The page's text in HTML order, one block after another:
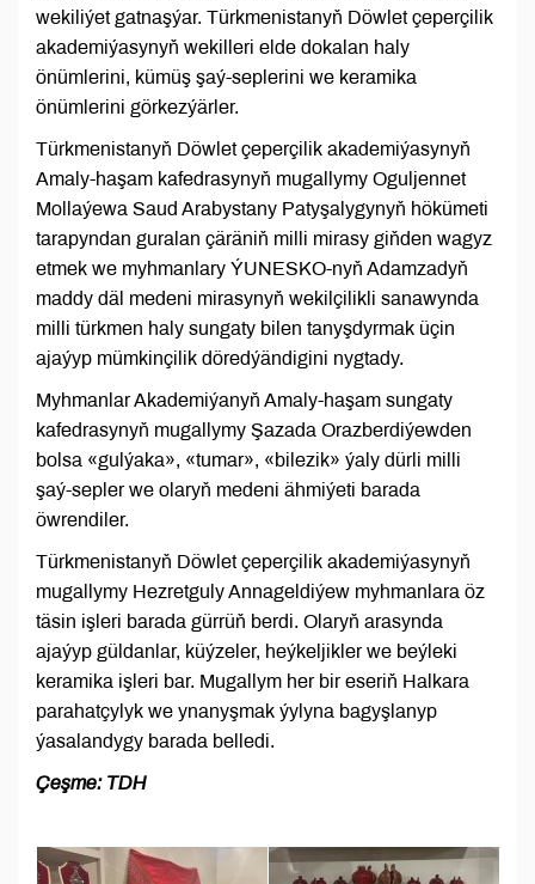
wekiliýet gatnaşýar. Türkmenistanyň Döwlet çeperçilik
akademiýasynyň wekilleri elde dokalan haly
önümlerini, kümüş şaý-seplerini we keramika
önümlerini görkezýärler.
Türkmenistanyň Döwlet çeperçilik akademiýasynyň
Amaly-haşam kafedrasynyň mugallymy Oguljennet
Mollaýewa Saud Arabystany Patyşalygynyň hökümeti
tarapyndan guralan çäräniň milli mirasy giňden wagyz
etmek we myhmanlary ÝUNESKO-nyň Adamzadyň
maddy däl medeni mirasynyň wekilçilikli sanawynda
milli türkmen haly sungaty bilen tanyşdyrmak üçin
ajaýyp mümkinçilik döredýändigini nygtady.
Myhmanlar Akademiýanyň Amaly-haşam sungaty
kafedrasynyň mugallymy Şazada Orazberdiýewden
bolsa «gulýaka», «tumar», «bilezik» ýaly dürli milli
şaý-sepler we olaryň medeni ähmiýeti barada
öwrendiler.
Türkmenistanyň Döwlet çeperçilik akademiýasynyň
mugallymy Hezretguly Annageldiýew myhmanlara öz
täsin işleri barada gürrüň berdi. Olaryň arasynda
ajaýyp güldanlar, küýzeler, heýkeljikler we beýleki
keramika işleri bar. Mugallym her bir eseriň Halkara
parahatçylyk we ynanyşmak ýylyna bagyşlanyp
ýasalandygy barada belledi.
Çeşme: TDH